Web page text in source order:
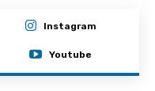
Instagram
Youtube